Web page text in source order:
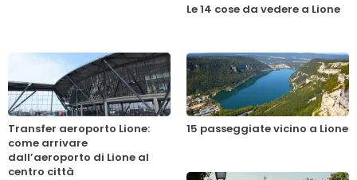
Le 14 cose da vedere a Lione
Transfer aeroporto Lione:
come arrivare
dall’aeroporto di Lione al
centro città
15 passeggiate vicino a Lione